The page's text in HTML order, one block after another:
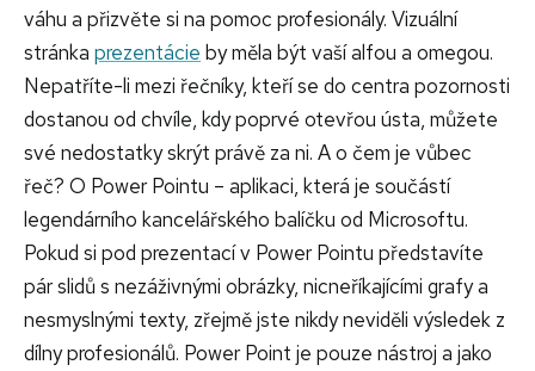
váhu a přizvěte si na pomoc profesionály. Vizuální
stránka prezentácie by měla být vaší alfou a omegou.
Nepatříte-li mezi řečníky, kteří se do centra pozornosti
dostanou od chvíle, kdy poprvé otevřou ústa, můžete
své nedostatky skrýt právě za ni. A o čem je vůbec
řeč? O Power Pointu – aplikaci, která je součástí
legendárního kancelářského balíčku od Microsoftu.
Pokud si pod prezentací v Power Pointu představíte
pár slidů s nezáživnými obrázky, nicneříkajícími grafy a
nesmyslnými texty, zřejmě jste nikdy neviděli výsledek z
dílny profesionálů. Power Point je pouze nástroj a jako